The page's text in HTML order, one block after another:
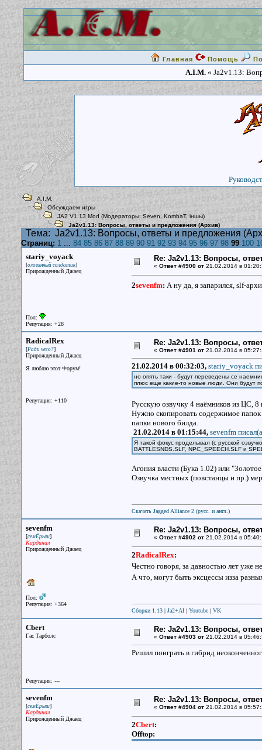
Главная Помощь
A.I.M.« Ja2v1.13:
A.I.M.
Обсуждаем игры
JA2 V1.13 Mod (Модераторы: Seven KombaT,iншы)
Ja2v1.13: Вопросы, ответы и предложения (Архив)
Тема: Ja2v1.13: Вопросы, ответы и предложения
Страниц: 1... 84 85 86 87 88 89 90 91 92 93 94 95 96 97 98 99 100
stariy_voyack
[оловянный солдатик]
Прирожденный Джаец
Пол:
Репутация: +28
Re: Ja2v1.13: Вопросы,
« Ответ #4900 от21.02.2014 в
2sevenfm: А ну да, я запарился, slf-
RadicalRex
[Ради чего?]
Прирожденный Джаец
Я люблю этот Форум!
Репутация: +110
Re: Ja2v1.13: Вопросы,
« Ответ #4901 от21.02.2014 в
21.02.2014 в 00:32:03, stariy_voyack
но опять таки - будут переведены се
плюс еще какие-то новые люди. Они будут
Русскую озвучку 4 наёмников из ЦС,
Нужно скопировать содержимое папок
папки нового билда.
21.02.2014 в 01:15:44, sevenfm
Я такой фокус проделывал (с русской
BATTLESNDS.SLF, NPC_SPEECH.SLF и
Агония власти (Бука 1.02) или
Озвучка местных (повстанцы и пр.)
Скачать Jagged Alliance 2 (русс. и англ.)
sevenfm
[семЁрыш]
Кардинал
Прирожденный Джаец
Пол:
Репутация: +364
Re: Ja2v1.13: Вопросы,
« Ответ #4902 от21.02.2014 в
2RadicalRex:
Честно говоря, за давностью лет уже
А что, могут быть эксцессы изза
Сборки 1.13| Ja2+AI| Youtube| VK
Cbert
Гас Тарболс
Репутация: ---
Re: Ja2v1.13: Вопросы,
« Ответ #4903 от21.02.2014 в
Решил поиграть в гибрид
sevenfm
[семЁрыш]
Кардинал
Прирожденный Джаец
Re: Ja2v1.13: Вопросы,
« Ответ #4904 от21.02.2014 в
2Cbert:
Offtop: